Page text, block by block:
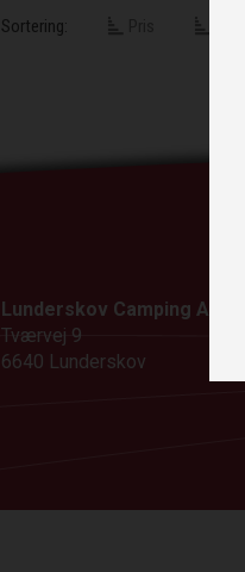
Sortering:
Lunderskov Camping A/S
Tværvej 9
6640 Lunderskov